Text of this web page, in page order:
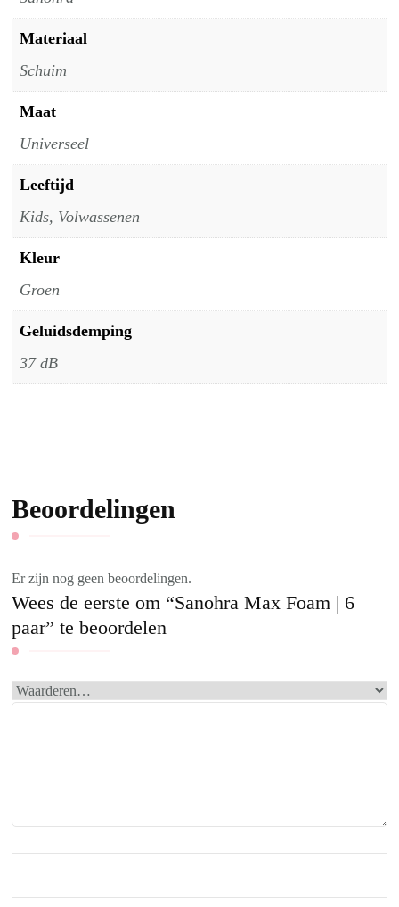
Materiaal
Schuim
Maat
Universeel
Leeftijd
Kids, Volwassenen
Kleur
Groen
Geluidsdemping
37 dB
Beoordelingen
Er zijn nog geen beoordelingen.
Wees de eerste om “Sanohra Max Foam | 6
paar” te beoordelen